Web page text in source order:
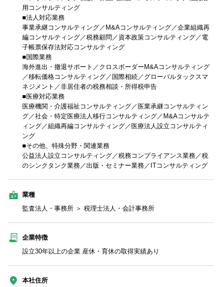
用コンサルティング
■法人対応業務
事業承継コンサルティング／M&Aコンサルティング／企業組織再
編コンサルティング／税務顧問／資本政策コンサルティング／電
子帳票保存法対応コンサルティング
■国際業務
海外進出・撤退サポート／クロスボーダーM&Aコンサルティング
／移転価格コンサルティング／国際相続／グローバルタックスマ
ネジメント／非居住者の税務相談・所得税申告
■医療対応業務
医療機関・介護福祉コンサルティング／医業承継コンサルティン
グ／社会・特定医療法人移行コンサルティング／M&Aコンサルテ
ィング／組織再編コンサルティング／医療法人設立コンサルティ
ング
■その他、特殊分野・関連業務
公益法人設立コンサルティング／税務コンプライアンス業務／税
のシンクタンク業務／出版・セミナー業務／ITコンサルティング
業種
監査法人・事務所 ＞ 税理士法人・会計事務所
企業特徴
設立30年以上の企業 産休・育休の取得実績あり
本社住所